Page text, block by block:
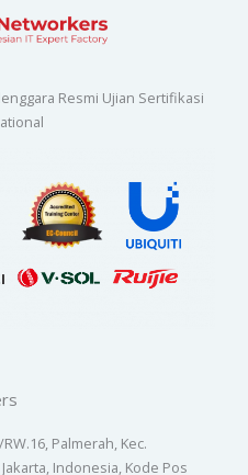
Resmi Ujian Sertifikasi
Palmerah, Kec.
Indonesia, Kode Pos